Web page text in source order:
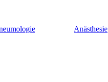
Anästhesie